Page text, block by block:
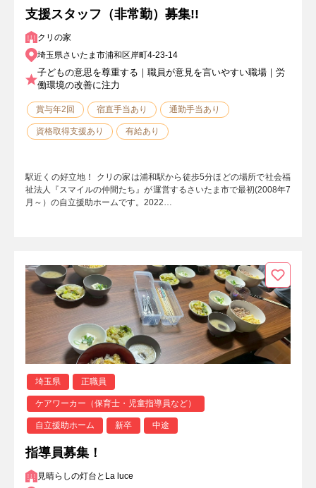
支援スタッフ（非常勤）募集!!
クリの家
埼玉県さいたま市浦和区岸町4-23-14
子どもの意思を尊重する｜職員が意見を言いやすい職場｜労
働環境の改善に注力
賞与年2回 宿直手当あり 通勤手当あり
資格取得支援あり 有給あり
駅近くの好立地！ クリの家は浦和駅から徒歩5分ほどの場所で社会福
祉法人『スマイルの仲間たち』が運営するさいたま市で最初(2008年7
月～）の自立援助ホームです。2022…
埼玉県 正職員
ケアワーカー（保育士・児童指導員など）
自立援助ホーム 新卒 中途
指導員募集！
見晴らしの灯台とLa luce